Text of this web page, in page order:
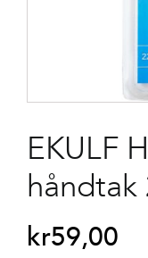
EKULF
håndtak
kr59,00